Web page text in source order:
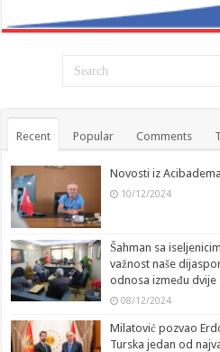
Recent Popular Comments
Novosti iz Acibadema
10/12/2024
Šahman sa
važnost naše
odnosa između dvije
08/12/2024
Milatović pozvao
Turska jedan od